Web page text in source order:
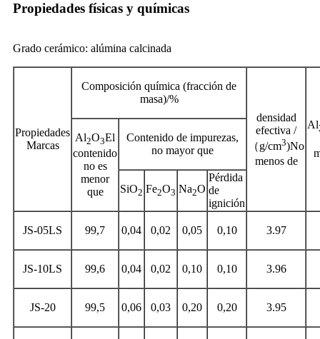
Propiedades físicas y químicas
Grado cerámico: alúmina calcinada
Propiedades
Marcas
Composición química (fracción de
masa)/%
densidad
efectiva /
（g/cm3)No
menos de
Al
Al2O3El
contenido
no es
menor
que
Contenido de impurezas,
no mayor que
SiO2 Fe2O3 Na2O
Pérdida
de
ignición
JS-05LS 99,7 0,04 0,02 0,05 0,10 3.97
JS-10LS 99,6 0,04 0,02 0,10 0,10 3.96
JS-20 99,5 0,06 0,03 0,20 0,20 3.95